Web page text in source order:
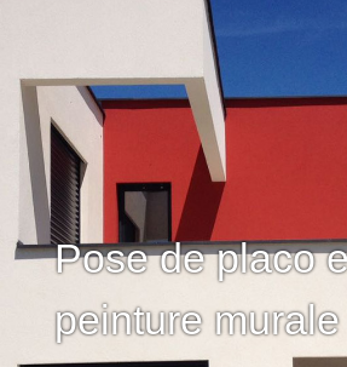
Pose de placo
peinture murale